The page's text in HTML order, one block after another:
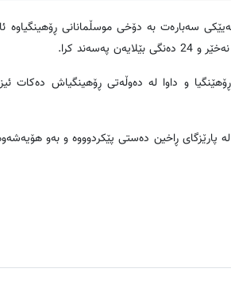
سەبارەت بە دۆخی موسڵمانانی ڕۆهینگیاوە
ڕۆهێنگیا و داوا لە دەوڵەتی ڕۆهینگیاش دەکات